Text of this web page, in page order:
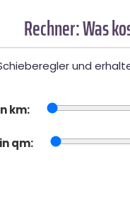
Rechner: Was
und
km:
qm: